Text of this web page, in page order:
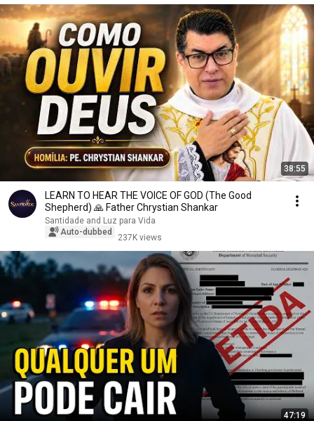
38:55
LEARN TO HEAR THE VOICE OF GOD (The Good
Shepherd) 🙏 Father Chrystian Shankar
Santidade and Luz para Vida
Auto-dubbed
237K views
47:19